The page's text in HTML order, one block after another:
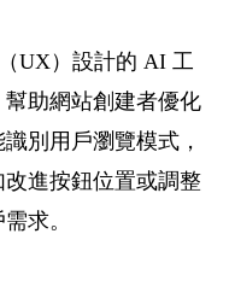
UX）設計的 AI 工
助網站創建者優化
別用戶瀏覽模式，
進按鈕位置或調整
求。